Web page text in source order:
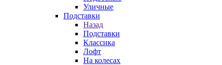
Уличные
Подставки
Назад
Подставки
Классика
Лофт
На колесах